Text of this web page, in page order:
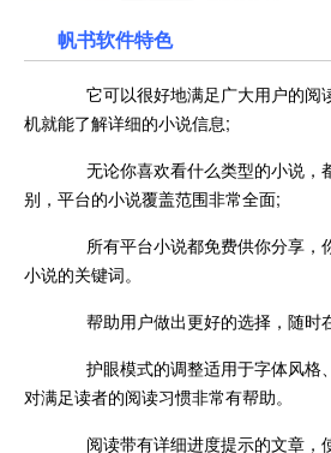
帆书软件特色
它可以很好地满足广大用户的阅
机就能了解详细的小说信息;
无论你喜欢看什么类型的小说，
别，平台的小说覆盖范围非常全面;
所有平台小说都免费供你分享，
小说的关键词。
帮助用户做出更好的选择，随时
护眼模式的调整适用于字体风格
对满足读者的阅读习惯非常有帮助。
阅读带有详细进度提示的文章，